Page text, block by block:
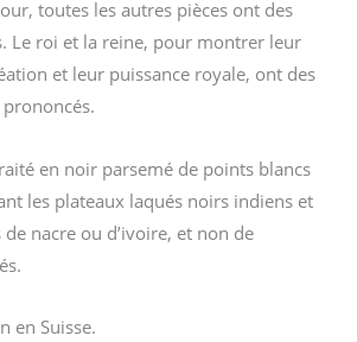
toutes les autres pièces ont des
Le roi et la reine, pour montrer leur
et leur puissance royale, ont des
en noir parsemé de points blancs
les plateaux laqués noirs indiens et
nacre ou d’ivoire, et non de
en Suisse.